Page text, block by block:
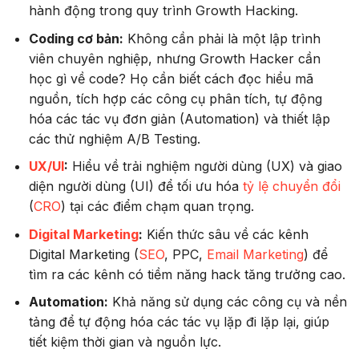
hành động trong quy trình Growth Hacking.
Coding cơ bản: Không cần phải là một lập trình
viên chuyên nghiệp, nhưng Growth Hacker cần
học gì về code? Họ cần biết cách đọc hiểu mã
nguồn, tích hợp các công cụ phân tích, tự động
hóa các tác vụ đơn giản (Automation) và thiết lập
các thử nghiệm A/B Testing.
UX/UI: Hiểu về trải nghiệm người dùng (UX) và giao
diện người dùng (UI) để tối ưu hóa tỷ lệ chuyển đổi
(CRO) tại các điểm chạm quan trọng.
Digital Marketing: Kiến thức sâu về các kênh
Digital Marketing (SEO, PPC, Email Marketing) để
tìm ra các kênh có tiềm năng hack tăng trưởng cao.
Automation: Khả năng sử dụng các công cụ và nền
tảng để tự động hóa các tác vụ lặp đi lặp lại, giúp
tiết kiệm thời gian và nguồn lực.